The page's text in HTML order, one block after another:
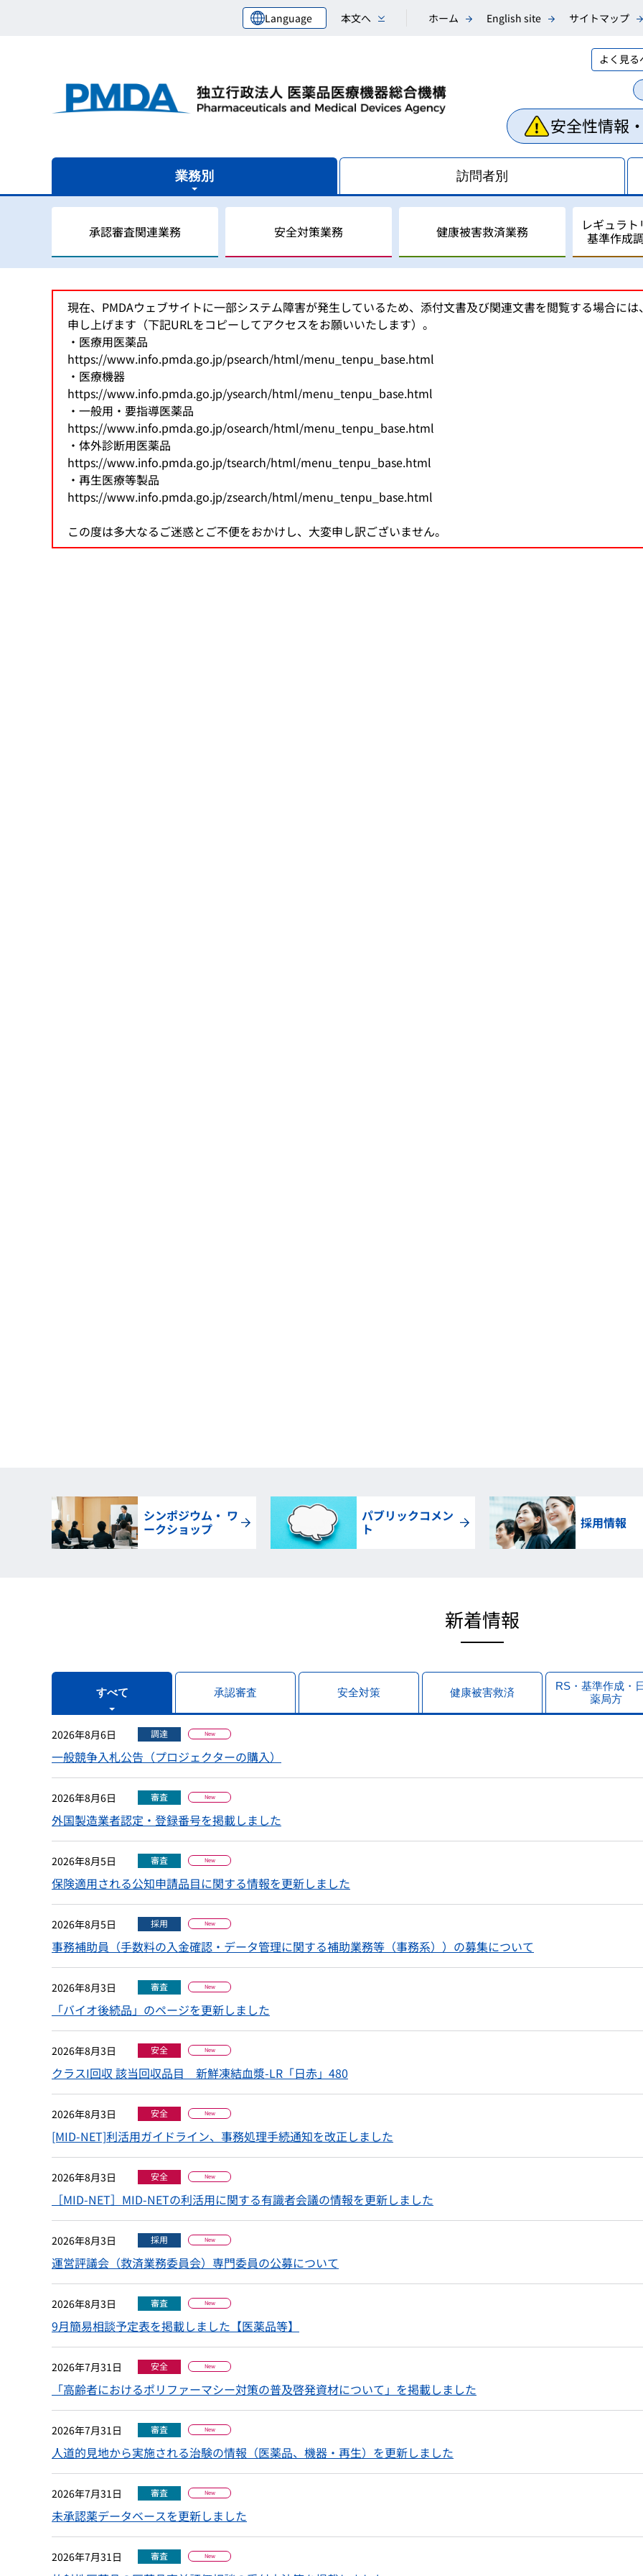
Language 本文へ ホーム English site サイトマップ
よく見る
安全性情報
業務別 訪問者別
承認審査関連業務
審査関連業務の概要 相談業務
治験関連業務
新規モダリティ・NAMs
GMP/QMS/GCTP適合性調査業務
再審査・再評価・使用成績評価業務
審査等手数料・対面助言等の手数料
パブリックコメント
安全対策業務
安全対策業務の概要 副作用・不具合等情報の
安全対策の検討・実施に関する相談（企業向け）
MID-NET
患者・一般の方からのくすり・医療機器の相談窓口
シンポジウム・ワークショップ
健康被害救済業務
健康被害救済業務の概要 医薬品副作用被害救済制
生物由来製品感染等被害救済制度に関する業務
HIV感染者、エイズ発症者に対する健康管理費用等の受託給付業務
保健福祉事業
健康被害救済制度の運用改善等に関する検討会
パブリックコメント
レギュラ
基準作成
レギュラトリーサイエンスセンターの概要 レギュラトリーサイエン
研究推進業務
科学委員会
レギュラトリーサイエンスに係る横断プロジェクト
基準作成調査業務の概要
医療機器基準
国際関係業務の概要 国際調和活動
各国との取り決め等
アジアとの協力
海外事務所
パブリックコメント
現在、PMDAウェブサイトに一部システム障害が発生しているため、添付文書及び関連文書を閲覧する場合に
申し上げます（下記URLをコピーしてアクセスをお願いいたします）。
・医療用医薬品
https://www.info.pmda.go.jp/psearch/html/menu_tenpu_base.html
・医療機器
https://www.info.pmda.go.jp/ysearch/html/menu_tenpu_base.html
・一般用・要指導医薬品
https://www.info.pmda.go.jp/osearch/html/menu_tenpu_base.html
・体外診断用医薬品
https://www.info.pmda.go.jp/tsearch/html/menu_tenpu_base.html
・再生医療等製品
https://www.info.pmda.go.jp/zsearch/html/menu_tenpu_base.html
この度は多大なるご迷惑とご不便をおかけし、大変申し訳ございません。
シンポジウム・ ワ
ークショップ
パブリックコメン
ト 採用情報
新着情報
すべて 承認審査 安全対策 健康被害救済
RS・基準作成・
薬局方
2026年8月6日 調達 New
一般競争入札公告（プロジェクターの購入）
2026年8月6日 審査 New
外国製造業者認定・登録番号を掲載しました
2026年8月5日 審査 New
保険適用される公知申請品目に関する情報を更新しました
2026年8月5日 採用 New
事務補助員（手数料の入金確認・データ管理に関する補助業務等（事務系））の募集について
2026年8月3日 審査 New
「バイオ後続品」のページを更新しました
2026年8月3日 安全 New
クラスI回収 該当回収品目 新鮮凍結血漿-LR「日赤」480
2026年8月3日 安全 New
[MID-NET]利活用ガイドライン、事務処理手続通知を改正しました
2026年8月3日 安全 New
［MID-NET］MID-NETの利活用に関する有識者会議の情報を更新しました
2026年8月3日 採用 New
運営評議会（救済業務委員会）専門委員の公募について
2026年8月3日 審査 New
9月簡易相談予定表を掲載しました【医薬品等】
2026年7月31日 安全 New
「高齢者におけるポリファーマシー対策の普及啓発資材について」を掲載しました
2026年7月31日 審査 New
人道的見地から実施される治験の情報（医薬品、機器・再生）を更新しました
2026年7月31日 審査 New
未承認薬データベースを更新しました
2026年7月31日 審査 New